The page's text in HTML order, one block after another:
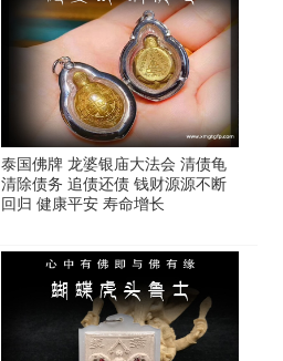
泰国佛牌 龙婆银庙大法会 清债龟
清除债务 追债还债 钱财源源不断
回归 健康平安 寿命增长